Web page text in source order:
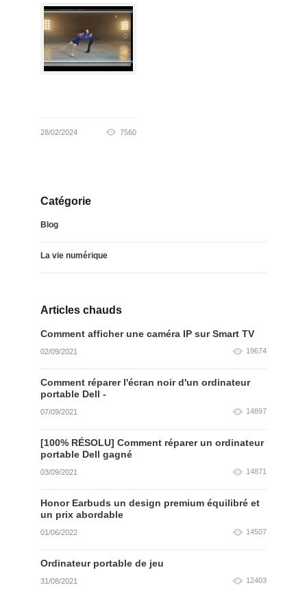
28/02/2024 7560
Catégorie
Blog
La vie numérique
Articles chauds
Comment afficher une caméra IP sur Smart TV
02/09/2021 19674
Comment réparer l'écran noir d'un ordinateur
portable Dell -
07/09/2021 14897
[100% RÉSOLU] Comment réparer un ordinateur
portable Dell gagné
03/09/2021 14871
Honor Earbuds un design premium équilibré et
un prix abordable
01/06/2022 14507
Ordinateur portable de jeu
31/08/2021 12403